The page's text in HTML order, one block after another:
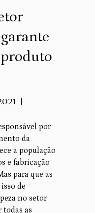
por
da
a população
e fabricação
para que as
de
no setor
todas as